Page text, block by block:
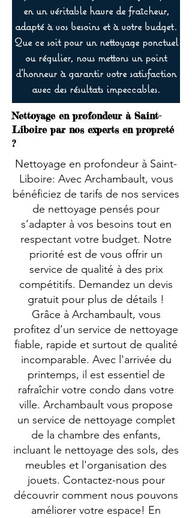
en un véritable havre de fraîcheur,
adapté à vos besoins et à votre budget.
Que ce soit pour un nettoyage ponctuel
ou régulier, nous mettons un point
d’honneur à garantir votre satisfaction
avec des résultats impeccables.
Nettoyage en profondeur à Saint-
Liboire par nos experts en propreté
?
Nettoyage en profondeur à Saint-
Liboire: Avec Archambault, vous
bénéficiez de tarifs de nos services
de nettoyage pensés pour
s’adapter à vos besoins tout en
respectant votre budget. Notre
priorité est de vous offrir un
service de qualité à des prix
compétitifs. Demandez un devis
gratuit pour plus de détails !
Grâce à Archambault, vous
profitez d’un service de nettoyage
fiable, rapide et surtout de qualité
incomparable. Avec l'arrivée du
printemps, il est essentiel de
rafraîchir votre condo dans votre
ville. Archambault vous propose
un service de nettoyage complet
de la chambre des enfants,
incluant le nettoyage des sols, des
meubles et l'organisation des
jouets. Contactez-nous pour
découvrir comment nous pouvons
améliorer votre espace! En